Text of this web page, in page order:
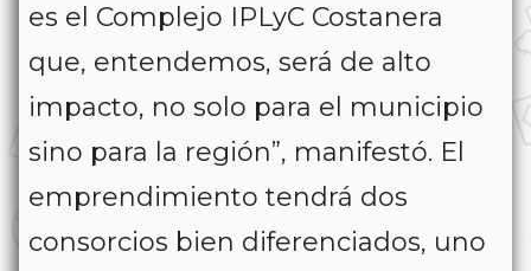
es el Complejo IPLyC Costanera
que, entendemos, será de alto
impacto, no solo para el municipio
sino para la región”, manifestó. El
emprendimiento tendrá dos
consorcios bien diferenciados, uno